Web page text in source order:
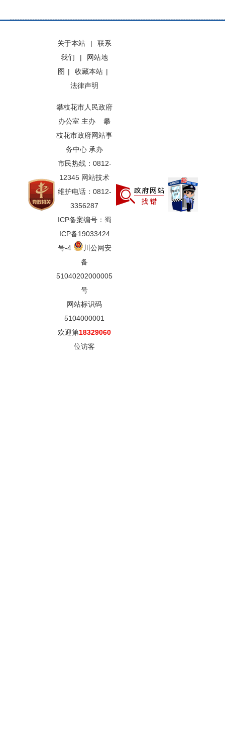
关于本站 |
联系
我们
|
网站地
图 | 收藏本站 |
法律声明
攀枝花市人民政府
办公室 主办 攀
枝花市政府网站事
务中心 承办
市民热线：0812-
12345 网站技术
维护电话：0812-
3356287
ICP备案编号：蜀
ICP备19033424
号-4
川公网安
备
51040202000005
号
网站标识码
5104000001
欢迎第18329060
位访客